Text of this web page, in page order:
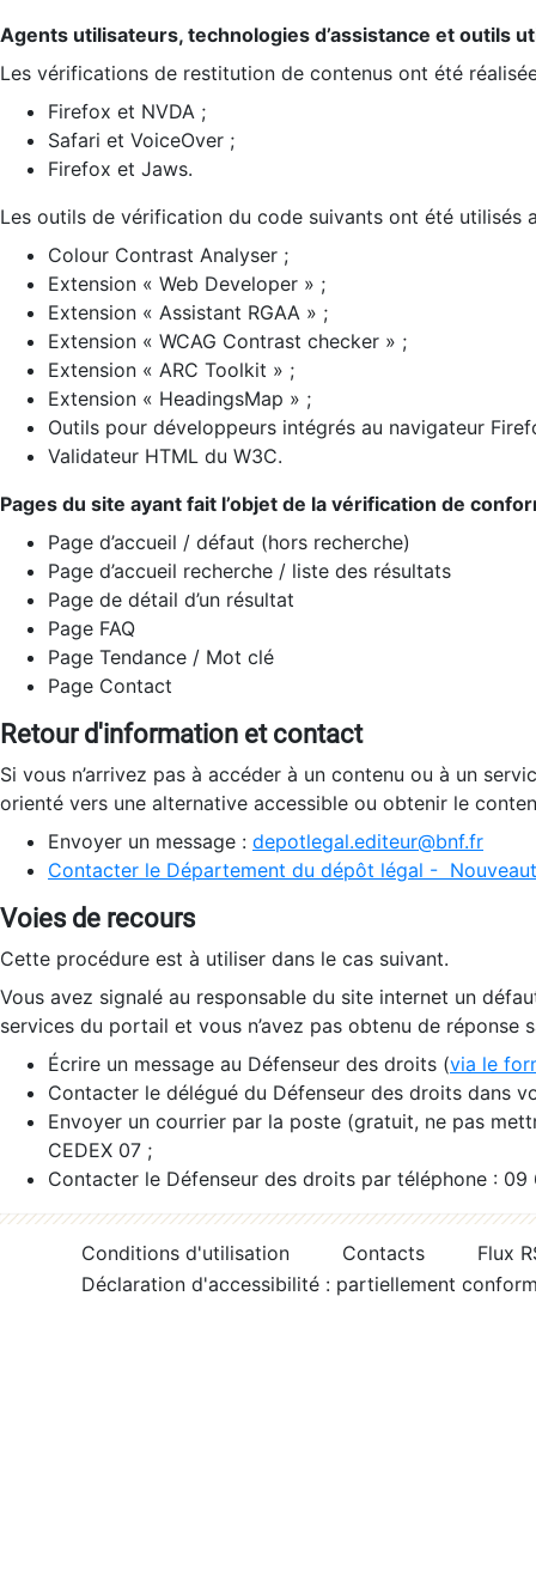
Agents utilisateurs, technologies d’assistance et outils
Les vérifications de restitution de contenus ont été
Firefox et NVDA ;
Safari et VoiceOver ;
Firefox et Jaws.
Les outils de vérification du code suivants ont été utilisés
Colour Contrast Analyser ;
Extension « Web Developer » ;
Extension « Assistant RGAA » ;
Extension « WCAG Contrast checker » ;
Extension « ARC Toolkit » ;
Extension « HeadingsMap » ;
Outils pour développeurs intégrés au navigateur
Validateur HTML du W3C.
Pages du site ayant fait l’objet de la vérification de
Page d’accueil / défaut (hors recherche)
Page d’accueil recherche / liste des résultats
Page de détail d’un résultat
Page FAQ
Page Tendance / Mot clé
Page Contact
Retour d'information et contact
Si vous n’arrivez pas à accéder à un contenu ou à un
orienté vers une alternative accessible ou obtenir le
Envoyer un message : depotlegal.editeur@bnf.fr
Contacter le Département du dépôt légal -
Voies de recours
Cette procédure est à utiliser dans le cas suivant.
Vous avez signalé au responsable du site internet un
services du portail et vous n’avez pas obtenu de réponse
Écrire un message au Défenseur des droits (via le
Contacter le délégué du Défenseur des droits dans
Envoyer un courrier par la poste (gratuit, ne pas
CEDEX 07 ;
Contacter le Défenseur des droits par téléphone :
Conditions d'utilisation Contacts
Flux
Déclaration d'accessibilité : partiellement